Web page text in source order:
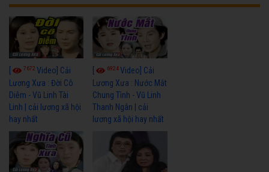
7672 Video] Cải
Lương Xưa : Đời Cô
Diễm - Vũ Linh Tài
Linh | cải lương xã hội
hay nhất
6924Video] Cải
Lương Xưa : Nước Mắt
Chung Tình - Vũ Linh
Thanh Ngân | cải
lương xã hội hay nhất